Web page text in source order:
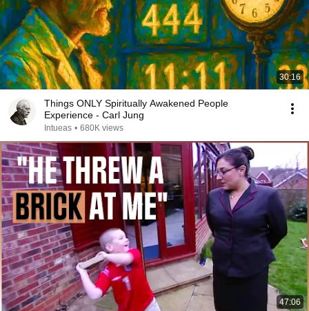
30:16
Things ONLY Spiritually Awakened People
Experience - Carl Jung
Intueas • 680K views
47:06